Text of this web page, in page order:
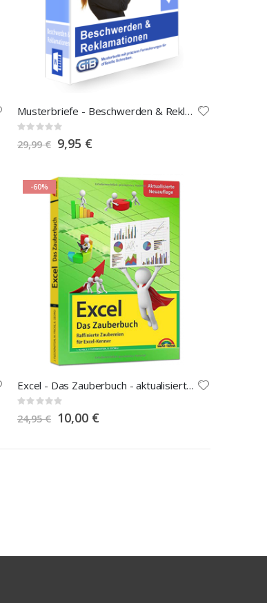
Musterbriefe - Beschwerden & Reklamationen
Rating:
0%
29,99 € Special
Price
9,95 €
-60%
Excel - Das Zauberbuch - aktualisierte Auflage!
Rating:
0%
24,95 € Special
Price
10,00 €